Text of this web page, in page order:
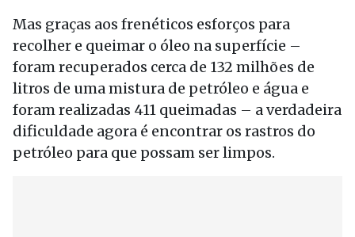
Mas graças aos frenéticos esforços para
recolher e queimar o óleo na superfície –
foram recuperados cerca de 132 milhões de
litros de uma mistura de petróleo e água e
foram realizadas 411 queimadas – a verdadeira
dificuldade agora é encontrar os rastros do
petróleo para que possam ser limpos.